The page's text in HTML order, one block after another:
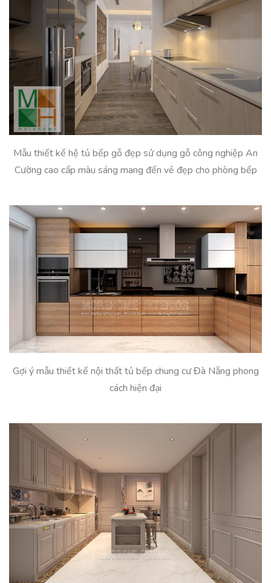
Mẫu thiết kế hệ tủ bếp gỗ đẹp sử dụng gỗ công nghiệp An
Cường cao cấp màu sáng mang đến vẻ đẹp cho phòng bếp
Gợi ý mẫu thiết kế nội thất tủ bếp chung cư Đà Nẵng phong
cách hiện đại